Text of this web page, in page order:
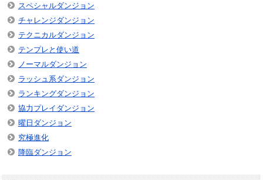
スペシャルダンジョン
チャレンジダンジョン
テクニカルダンジョン
テンプレと使い道
ノーマルダンジョン
ラッシュ系ダンジョン
ランキングダンジョン
協力プレイダンジョン
曜日ダンジョン
究極進化
降臨ダンジョン